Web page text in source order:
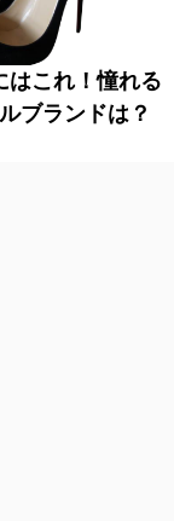
はこれ！憧れる
ブランドは？